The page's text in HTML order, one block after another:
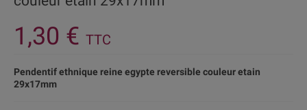
1,30 € TTC
Pendentif ethnique reine egypte reversible couleur etain
29x17mm